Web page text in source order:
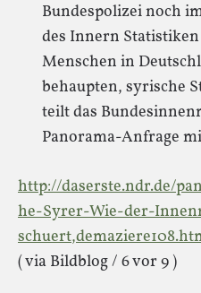
Bundespolizei noch
des Innern
Menschen in
behaupten, syrische
teilt das
Panorama-Anfrage
http://daserste.ndr.de/
he-Syrer-Wie-der-
( via Bildblog / 6 vor 9 )